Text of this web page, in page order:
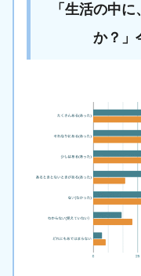
「生活の中
か？」